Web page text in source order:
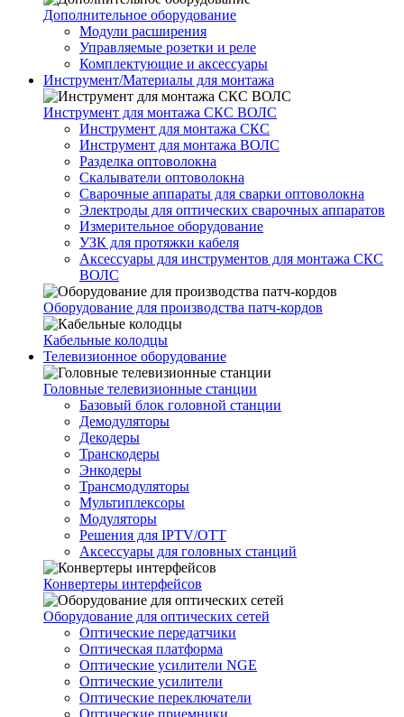
Дополнительное оборудование
Модули расширения
Управляемые розетки и реле
Комплектующие и аксессуары
Инструмент/Материалы для монтажа
Инструмент для монтажа СКС ВОЛС
Инструмент для монтажа СКС
Инструмент для монтажа ВОЛС
Разделка оптоволокна
Скалыватели оптоволокна
Сварочные аппараты для сварки оптоволокна
Электроды для оптических сварочных аппаратов
Измерительное оборудование
УЗК для протяжки кабеля
Аксессуары для инструментов для монтажа СКС
ВОЛС
Оборудование для производства патч-кордов
Кабельные колодцы
Телевизионное оборудование
Головные телевизионные станции
Базовый блок головной станции
Демодуляторы
Декодеры
Транскодеры
Энкодеры
Трансмодуляторы
Мультиплексоры
Модуляторы
Решения для IPTV/OTT
Аксессуары для головных станций
Конвертеры интерфейсов
Оборудование для оптических сетей
Оптические передатчики
Оптическая платформа
Оптические усилители NGE
Оптические усилители
Оптические переключатели
Оптические приемники